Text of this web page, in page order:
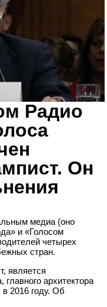
Радио
Он
медиа (оно
и «Голосом
четырех
стран.
является
архитектора
2016 году. Об